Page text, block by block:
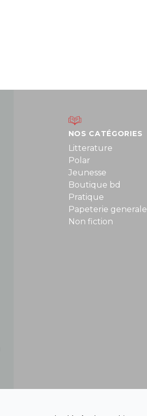
NOS CATÉGORIES
Litterature
Polar
Jeunesse
Boutique bd
Pratique
Papeterie generale
Non fiction